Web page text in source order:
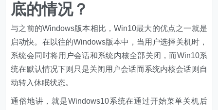
底的情况？
与之前的Windows版本相比，Win10最大的优点之一就是
启动快。在以往的Windows版本中，当用户选择关机时，
系统会同时将用户会话和系统内核全部关闭，而Win10系
统在默认情况下则只是关闭用户会话而系统内核会话则自
动转入休眠状态。
通俗地讲，就是Windows10系统在通过开始菜单关机后